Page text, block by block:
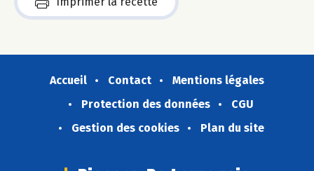
Accueil Contact
Mentions légales
Protection des données
CGU
Gestion des cookies
Plan du site